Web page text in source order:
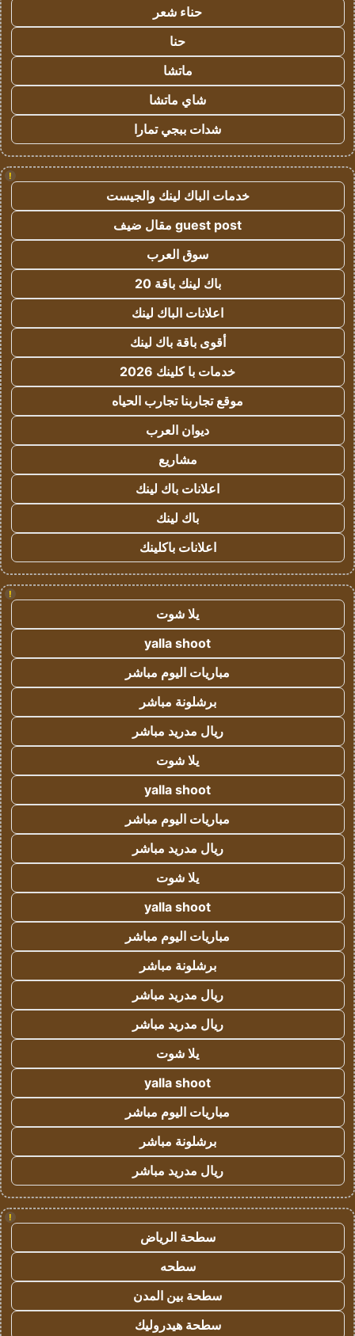
حناء شعر
حنا
ماتشا
شاي ماتشا
شدات ببجي تمارا
!
خدمات الباك لينك والجيست
guest post مقال ضيف
سوق العرب
باك لينك باقة 20
اعلانات الباك لينك
أقوى باقة باك لينك
خدمات با كلينك 2026
موقع تجاربنا تجارب الحياه
ديوان العرب
مشاريع
اعلانات باك لينك
باك لينك
اعلانات باكلينك
!
يلا شوت
yalla shoot
مباريات اليوم مباشر
برشلونة مباشر
ريال مدريد مباشر
يلا شوت
yalla shoot
مباريات اليوم مباشر
ريال مدريد مباشر
يلا شوت
yalla shoot
مباريات اليوم مباشر
برشلونة مباشر
ريال مدريد مباشر
ريال مدريد مباشر
يلا شوت
yalla shoot
مباريات اليوم مباشر
برشلونة مباشر
ريال مدريد مباشر
!
سطحة الرياض
سطحه
سطحة بين المدن
سطحة هيدروليك